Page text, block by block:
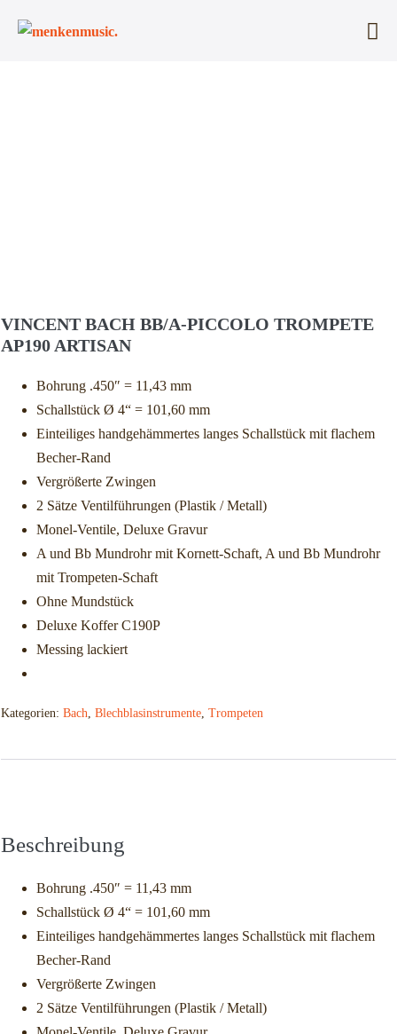
Inhalt
VINCENT BACH BB/A-PICCOLO TROMPETE
AP190 ARTISAN
Bohrung .450″ = 11,43 mm
Schallstück Ø 4“ = 101,60 mm
Einteiliges handgehämmertes langes Schallstück mit flachem
Becher-Rand
Vergrößerte Zwingen
2 Sätze Ventilführungen (Plastik / Metall)
Monel-Ventile, Deluxe Gravur
A und Bb Mundrohr mit Kornett-Schaft, A und Bb Mundrohr
mit Trompeten-Schaft
Ohne Mundstück
Deluxe Koffer C190P
Messing lackiert
Kategorien: Bach Blechblasinstrumente Trompeten
Beschreibung
Bohrung .450″ = 11,43 mm
Schallstück Ø 4“ = 101,60 mm
Einteiliges handgehämmertes langes Schallstück mit flachem
Becher-Rand
Vergrößerte Zwingen
2 Sätze Ventilführungen (Plastik / Metall)